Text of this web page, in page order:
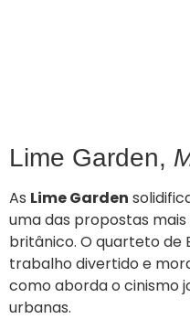
Lime Garden,
As Lime Garden
uma das propostas
britânico. O quarteto de
trabalho divertido e
como aborda o cinismo
urbanas.